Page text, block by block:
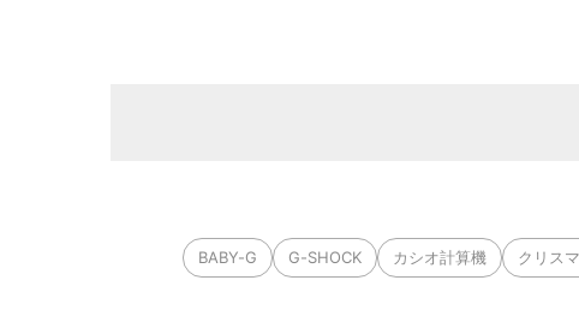
BABY-G G-SHOCK カシオ計算機 クリス